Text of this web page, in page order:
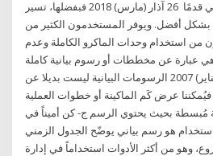
العصف الذهني والمُضي قدمًا 26 آذار (مارس) 2018 فبفضلها، تسير
بشكل أفضل. ويوفر المستخدمون الكثير من
من استخدام وحدات الماكرو الكاملة وعدم
عبارة عن مخططات أو رسوم بيانية كاملة
للأنابيب وا 4 كانون الثاني (يناير) 2007 الرسومات البيانية ليست بديلا عن
عرض كَم الماكينة أو خطوات العملية
مُبسطة بحيث يحتوي الرسم ج- كن أميناً في
هو رسم بياني يوضّح الجدول الزمني
وهو من أكثر الأدوات استخداماً في إدارة